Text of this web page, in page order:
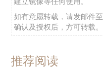
如有意愿转载，请发邮件至
确认及授权后，方可转载。
推荐阅读